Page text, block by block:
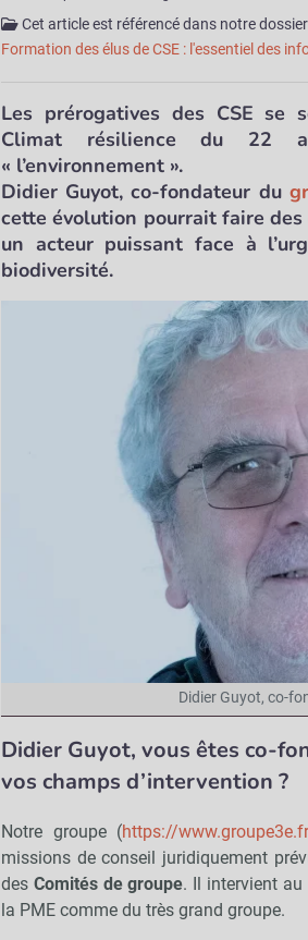
Cet article est référencé dans notre
Formation des élus de CSE : l'essentiel des
Les prérogatives des CSE se
Climat résiliencedu 22
« l’environnement ».
Didier Guyot, co-fondateur du
cette évolution pourrait faire
un acteur puissantface à
biodiversité.
Didier Guyot, co-
Didier Guyot, vous êtes co-
vos champs d’intervention ?
Notre groupe (https://
missions de conseil juridiquement
des Comités de groupe. Il intervient au
la PME comme du très grand groupe.